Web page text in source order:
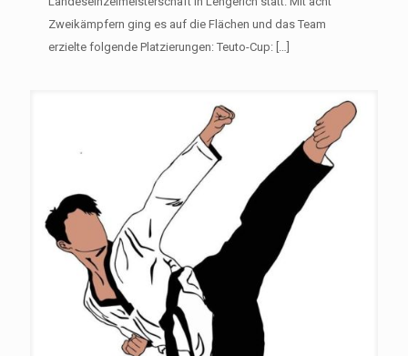
Zweikämpfern ging es auf die Flächen und das Team
erzielte folgende Platzierungen: Teuto-Cup: […]